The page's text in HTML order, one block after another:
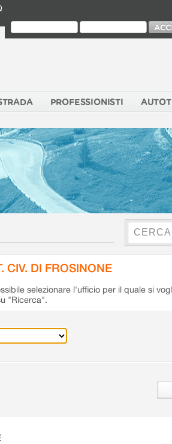
PROFESSIONISTI
CIV. DI FROSINONE
selezionare l'ufficio per il quale si
"Ricerca".